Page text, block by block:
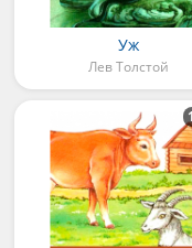
Уж
Лев Толстой